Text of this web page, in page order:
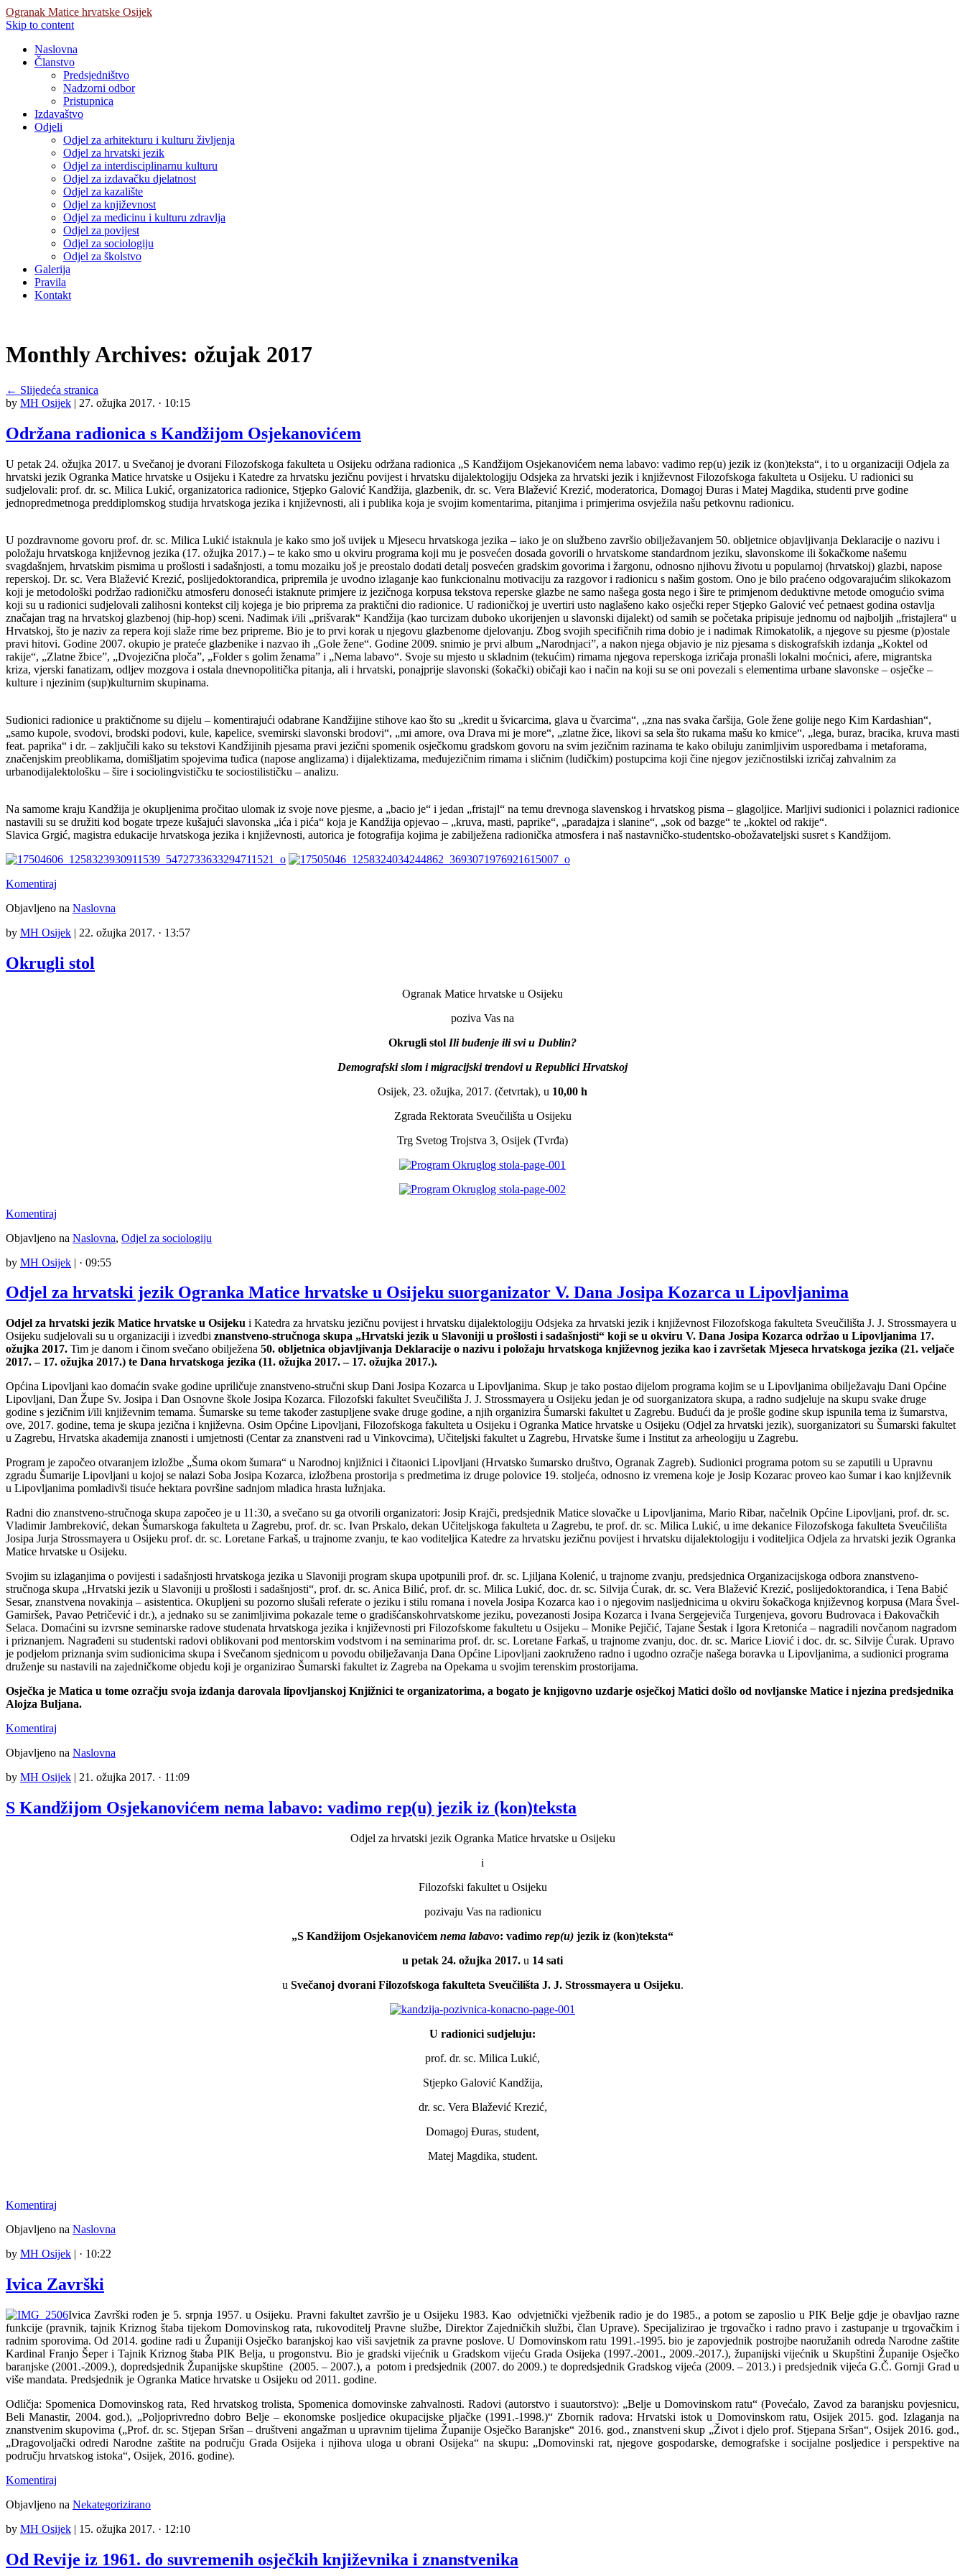
Ogranak Matice hrvatske Osijek
Skip to content
Naslovna
Članstvo
Predsjedništvo
Nadzorni odbor
Pristupnica
Izdavaštvo
Odjeli
Odjel za arhitekturu i kulturu življenja
Odjel za hrvatski jezik
Odjel za interdisciplinarnu kulturu
Odjel za izdavačku djelatnost
Odjel za kazalište
Odjel za književnost
Odjel za medicinu i kulturu zdravlja
Odjel za povijest
Odjel za sociologiju
Odjel za školstvo
Galerija
Pravila
Kontakt
Monthly Archives: ožujak 2017
← Slijedeća stranica
by MH Osijek | 27. ožujka 2017. · 10:15
Održana radionica s Kandžijom Osjekanovićem
U petak 24. ožujka 2017. u Svečanoj je dvorani Filozofskoga fakulteta u Osijeku održana radionica „S Kandžijom Osjekanovićem nema labavo: vadimo rep(u) jezik iz (kon)teksta“, i to u organizaciji Odjela za
hrvatski jezik Ogranka Matice hrvatske u Osijeku i Katedre za hrvatsku jezičnu povijest i hrvatsku dijalektologiju Odsjeka za hrvatski jezik i književnost Filozofskoga fakulteta u Osijeku. U radionici su
sudjelovali: prof. dr. sc. Milica Lukić, organizatorica radionice, Stjepko Galović Kandžija, glazbenik, dr. sc. Vera Blažević Krezić, moderatorica, Domagoj Đuras i Matej Magdika, studenti prve godine
jednopredmetnoga preddiplomskog studija hrvatskoga jezika i književnosti, ali i publika koja je svojim komentarima, pitanjima i primjerima osvježila našu petkovnu radionicu.
U pozdravnome govoru prof. dr. sc. Milica Lukić istaknula je kako smo još uvijek u Mjesecu hrvatskoga jezika – iako je on službeno završio obilježavanjem 50. obljetnice objavljivanja Deklaracije o nazivu i
položaju hrvatskoga književnog jezika (17. ožujka 2017.) – te kako smo u okviru programa koji mu je posvećen dosada govorili o hrvatskome standardnom jeziku, slavonskome ili šokačkome našemu
svagdašnjem, hrvatskim pismima u prošlosti i sadašnjosti, a tomu mozaiku još je preostalo dodati detalj posvećen gradskim govorima i žargonu, odnosno njihovu životu u popularnoj (hrvatskoj) glazbi, napose
reperskoj. Dr. sc. Vera Blažević Krezić, poslijedoktorandica, pripremila je uvodno izlaganje kao funkcionalnu motivaciju za razgovor i radionicu s našim gostom. Ono je bilo praćeno odgovarajućim slikokazom
koji je metodološki podržao radioničku atmosferu donoseći istaknute primjere iz jezičnoga korpusa tekstova reperske glazbe ne samo našega gosta nego i šire te primjenom deduktivne metode omogućio svima
koji su u radionici sudjelovali zalihosni kontekst cilj kojega je bio priprema za praktični dio radionice. U radioničkoj je uvertiri usto naglašeno kako osječki reper Stjepko Galović već petnaest godina ostavlja
značajan trag na hrvatskoj glazbenoj (hip-hop) sceni. Nadimak i/ili „prišvarak“ Kandžija (kao turcizam duboko ukorijenjen u slavonski dijalekt) od samih se početaka pripisuje jednomu od najboljih „fristajlera“ u
Hrvatskoj, što je naziv za repera koji slaže rime bez pripreme. Bio je to prvi korak u njegovu glazbenome djelovanju. Zbog svojih specifičnih rima dobio je i nadimak Rimokatolik, a njegove su pjesme (p)ostale
pravi hitovi. Godine 2007. okupio je prateće glazbenike i nazvao ih „Gole žene“. Godine 2009. snimio je prvi album „Narodnjaci”, a nakon njega objavio je niz pjesama s diskografskih izdanja „Koktel od
rakije“, „Zlatne žbice”, „Dvojezična ploča”, „Folder s golim ženama” i „Nema labavo“. Svoje su mjesto u skladnim (tekućim) rimama njegova reperskoga izričaja pronašli lokalni moćnici, afere, migrantska
kriza, vjerski fanatizam, odljev mozgova i ostala dnevnopolitička pitanja, ali i hrvatski, ponajprije slavonski (šokački) običaji kao i način na koji su se oni povezali s elementima urbane slavonske – osječke –
kulture i njezinim (sup)kulturnim skupinama.
Sudionici radionice u praktičnome su dijelu – komentirajući odabrane Kandžijine stihove kao što su „kredit u švicarcima, glava u čvarcima“, „zna nas svaka čaršija, Gole žene golije nego Kim Kardashian“,
„samo kupole, svodovi, brodski podovi, kule, kapelice, svemirski slavonski brodovi“, „mi amore, ova Drava mi je more“, „zlatne žice, likovi sa sela što rukama mašu ko kmice“, „lega, buraz, bracika, kruva masti
feat. paprika“ i dr. – zaključili kako su tekstovi Kandžijinih pjesama pravi jezični spomenik osječkomu gradskom govoru na svim jezičnim razinama te kako obiluju zanimljivim usporedbama i metaforama,
značenjskim preoblikama, domišljatim spojevima tuđica (napose anglizama) i dijalektizama, međujezičnim rimama i sličnim (ludičkim) postupcima koji čine njegov jezičnostilski izričaj zahvalnim za
urbanodijalektološku – šire i sociolingvističku te sociostilističku – analizu.
Na samome kraju Kandžija je okupljenima pročitao ulomak iz svoje nove pjesme, a „bacio je“ i jedan „fristajl“ na temu drevnoga slavenskog i hrvatskog pisma – glagoljice. Marljivi sudionici i polaznici radionice
nastavili su se družiti kod bogate trpeze kušajući slavonska „ića i pića“ koja je Kandžija opjevao – „kruva, masti, paprike“, „paradajza i slanine“, „sok od bazge“ te „koktel od rakije“.
Slavica Grgić, magistra edukacije hrvatskoga jezika i književnosti, autorica je fotografija kojima je zabilježena radionička atmosfera i naš nastavničko-studentsko-obožavateljski susret s Kandžijom.
Komentiraj
Objavljeno na Naslovna
by MH Osijek | 22. ožujka 2017. · 13:57
Okrugli stol
Ogranak Matice hrvatske u Osijeku
poziva Vas na
Okrugli stol Ili buđenje ili svi u Dublin?
Demografski slom i migracijski trendovi u Republici Hrvatskoj
Osijek, 23. ožujka, 2017. (četvrtak), u 10,00 h
Zgrada Rektorata Sveučilišta u Osijeku
Trg Svetog Trojstva 3, Osijek (Tvrđa)
Komentiraj
Objavljeno na Naslovna, Odjel za sociologiju
by MH Osijek | · 09:55
Odjel za hrvatski jezik Ogranka Matice hrvatske u Osijeku suorganizator V. Dana Josipa Kozarca u Lipovljanima
Odjel za hrvatski jezik Matice hrvatske u Osijeku i Katedra za hrvatsku jezičnu povijest i hrvatsku dijalektologiju Odsjeka za hrvatski jezik i književnost Filozofskoga fakulteta Sveučilišta J. J. Strossmayera u
Osijeku sudjelovali su u organizaciji i izvedbi znanstveno-stručnoga skupa „Hrvatski jezik u Slavoniji u prošlosti i sadašnjosti“ koji se u okviru V. Dana Josipa Kozarca održao u Lipovljanima 17.
ožujka 2017. Tim je danom i činom svečano obilježena 50. obljetnica objavljivanja Deklaracije o nazivu i položaju hrvatskoga književnog jezika kao i završetak Mjeseca hrvatskoga jezika (21. veljače
2017. – 17. ožujka 2017.) te Dana hrvatskoga jezika (11. ožujka 2017. – 17. ožujka 2017.).
Općina Lipovljani kao domaćin svake godine upriličuje znanstveno-stručni skup Dani Josipa Kozarca u Lipovljanima. Skup je tako postao dijelom programa kojim se u Lipovljanima obilježavaju Dani Općine
Lipovljani, Dan Župe Sv. Josipa i Dan Osnovne škole Josipa Kozarca. Filozofski fakultet Sveučilišta J. J. Strossmayera u Osijeku jedan je od suorganizatora skupa, a radno sudjeluje na skupu svake druge
godine s jezičnim i/ili književnim temama. Šumarske su teme također zastupljene svake druge godine, a njih organizira Šumarski fakultet u Zagrebu. Budući da je prošle godine skup ispunila tema iz šumarstva,
ove, 2017. godine, tema je skupa jezična i književna. Osim Općine Lipovljani, Filozofskoga fakulteta u Osijeku i Ogranka Matice hrvatske u Osijeku (Odjel za hrvatski jezik), suorganizatori su Šumarski fakultet
u Zagrebu, Hrvatska akademija znanosti i umjetnosti (Centar za znanstveni rad u Vinkovcima), Učiteljski fakultet u Zagrebu, Hrvatske šume i Institut za arheologiju u Zagrebu.
Program je započeo otvaranjem izložbe „Šuma okom šumara“ u Narodnoj knjižnici i čitaonici Lipovljani (Hrvatsko šumarsko društvo, Ogranak Zagreb). Sudionici programa potom su se zaputili u Upravnu
zgradu Šumarije Lipovljani u kojoj se nalazi Soba Josipa Kozarca, izložbena prostorija s predmetima iz druge polovice 19. stoljeća, odnosno iz vremena koje je Josip Kozarac proveo kao šumar i kao književnik
u Lipovljanima pomladivši tisuće hektara površine sadnjom mladica hrasta lužnjaka.
Radni dio znanstveno-stručnoga skupa započeo je u 11:30, a svečano su ga otvorili organizatori: Josip Krajči, predsjednik Matice slovačke u Lipovljanima, Mario Ribar, načelnik Općine Lipovljani, prof. dr. sc.
Vladimir Jambreković, dekan Šumarskoga fakulteta u Zagrebu, prof. dr. sc. Ivan Prskalo, dekan Učiteljskoga fakulteta u Zagrebu, te prof. dr. sc. Milica Lukić, u ime dekanice Filozofskoga fakulteta Sveučilišta
Josipa Jurja Strossmayera u Osijeku prof. dr. sc. Loretane Farkaš, u trajnome zvanju, te kao voditeljica Katedre za hrvatsku jezičnu povijest i hrvatsku dijalektologiju i voditeljica Odjela za hrvatski jezik Ogranka
Matice hrvatske u Osijeku.
Svojim su izlaganjima o povijesti i sadašnjosti hrvatskoga jezika u Slavoniji program skupa upotpunili prof. dr. sc. Ljiljana Kolenić, u trajnome zvanju, predsjednica Organizacijskoga odbora znanstveno-
stručnoga skupa „Hrvatski jezik u Slavoniji u prošlosti i sadašnjosti“, prof. dr. sc. Anica Bilić, prof. dr. sc. Milica Lukić, doc. dr. sc. Silvija Ćurak, dr. sc. Vera Blažević Krezić, poslijedoktorandica, i Tena Babić
Sesar, znanstvena novakinja – asistentica. Okupljeni su pozorno slušali referate o jeziku i stilu romana i novela Josipa Kozarca kao i o njegovim nasljednicima u okviru šokačkoga književnog korpusa (Mara Švel-
Gamiršek, Pavao Petričević i dr.), a jednako su se zanimljivima pokazale teme o gradišćanskohrvatskome jeziku, povezanosti Josipa Kozarca i Ivana Sergejeviča Turgenjeva, govoru Budrovaca i Đakovačkih
Selaca. Domaćini su izvrsne seminarske radove studenata hrvatskoga jezika i književnosti pri Filozofskome fakultetu u Osijeku – Monike Pejičić, Tajane Šestak i Igora Kretonića – nagradili novčanom nagradom
i priznanjem. Nagrađeni su studentski radovi oblikovani pod mentorskim vodstvom i na seminarima prof. dr. sc. Loretane Farkaš, u trajnome zvanju, doc. dr. sc. Marice Liović i doc. dr. sc. Silvije Ćurak. Upravo
je podjelom priznanja svim sudionicima skupa i Svečanom sjednicom u povodu obilježavanja Dana Općine Lipovljani zaokruženo radno i ugodno ozračje našega boravka u Lipovljanima, a sudionici programa
druženje su nastavili na zajedničkome objedu koji je organizirao Šumarski fakultet iz Zagreba na Opekama u svojim terenskim prostorijama.
Osječka je Matica u tome ozračju svoja izdanja darovala lipovljanskoj Knjižnici te organizatorima, a bogato je knjigovno uzdarje osječkoj Matici došlo od novljanske Matice i njezina predsjednika
Alojza Buljana.
Komentiraj
Objavljeno na Naslovna
by MH Osijek | 21. ožujka 2017. · 11:09
S Kandžijom Osjekanovićem nema labavo: vadimo rep(u) jezik iz (kon)teksta
Odjel za hrvatski jezik Ogranka Matice hrvatske u Osijeku
i
Filozofski fakultet u Osijeku
pozivaju Vas na radionicu
„S Kandžijom Osjekanovićem nema labavo: vadimo rep(u) jezik iz (kon)teksta“
u petak 24. ožujka 2017. u 14 sati
u Svečanoj dvorani Filozofskoga fakulteta Sveučilišta J. J. Strossmayera u Osijeku.
U radionici sudjeluju:
prof. dr. sc. Milica Lukić,
Stjepko Galović Kandžija,
dr. sc. Vera Blažević Krezić,
Domagoj Đuras, student,
Matej Magdika, student.
Komentiraj
Objavljeno na Naslovna
by MH Osijek | · 10:22
Ivica Završki
Ivica Završki rođen je 5. srpnja 1957. u Osijeku. Pravni fakultet završio je u Osijeku 1983. Kao odvjetnički vježbenik radio je do 1985., a potom se zaposlio u PIK Belje gdje je obavljao razne
funkcije (pravnik, tajnik Kriznog štaba tijekom Domovinskog rata, rukovoditelj Pravne službe, Direktor Zajedničkih službi, član Uprave). Specijalizirao je trgovačko i radno pravo i zastupanje u trgovačkim i
radnim sporovima. Od 2014. godine radi u Županiji Osječko baranjskoj kao viši savjetnik za pravne poslove. U Domovinskom ratu 1991.-1995. bio je zapovjednik postrojbe naoružanih odreda Narodne zaštite
Kardinal Franjo Šeper i Tajnik Kriznog štaba PIK Belja, u progonstvu. Bio je gradski vijećnik u Gradskom vijeću Grada Osijeka (1997.-2001., 2009.-2017.), županijski vijećnik u Skupštini Županije Osječko
baranjske (2001.-2009.), dopredsjednik Županijske skupštine (2005. – 2007.), a potom i predsjednik (2007. do 2009.) te dopredsjednik Gradskog vijeća (2009. – 2013.) i predsjednik vijeća G.Č. Gornji Grad u
više mandata. Predsjednik je Ogranka Matice hrvatske u Osijeku od 2011. godine.
Odličja: Spomenica Domovinskog rata, Red hrvatskog trolista, Spomenica domovinske zahvalnosti. Radovi (autorstvo i suautorstvo): „Belje u Domovinskom ratu“ (Povećalo, Zavod za baranjsku povjesnicu,
Beli Manastir, 2004. god.), „Poljoprivredno dobro Belje – ekonomske posljedice okupacijske pljačke (1991.-1998.)“ Zbornik radova: Hrvatski istok u Domovinskom ratu, Osijek 2015. god. Izlaganja na
znanstvenim skupovima („Prof. dr. sc. Stjepan Sršan – društveni angažman u upravnim tijelima Županije Osječko Baranjske“ 2016. god., znanstveni skup „Život i djelo prof. Stjepana Sršan“, Osijek 2016. god.,
„Dragovoljački odredi Narodne zaštite na području Grada Osijeka i njihova uloga u obrani Osijeka“ na skupu: „Domovinski rat, njegove gospodarske, demografske i socijalne posljedice i perspektive na
području hrvatskog istoka“, Osijek, 2016. godine).
Komentiraj
Objavljeno na Nekategorizirano
by MH Osijek | 15. ožujka 2017. · 12:10
Od Revije iz 1961. do suvremenih osječkih književnika i znanstvenika